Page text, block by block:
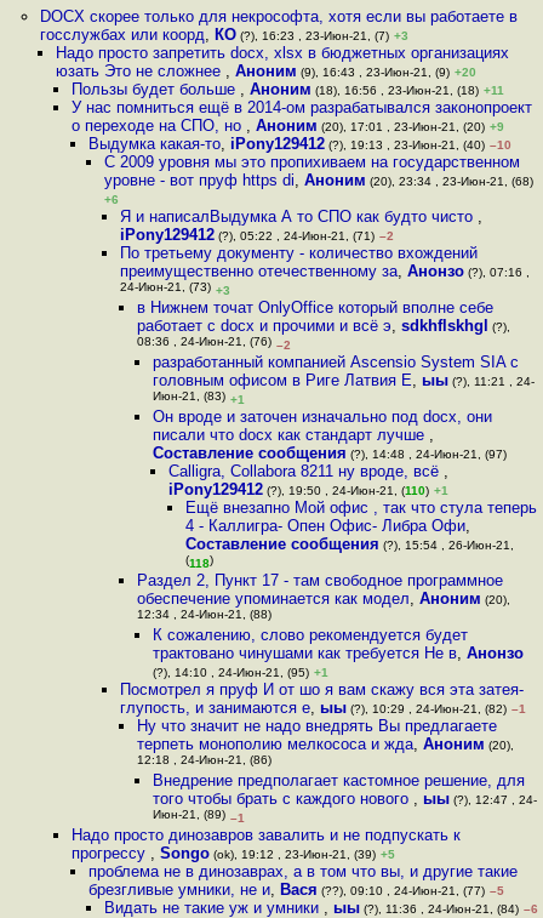
DOCX скорее только для некрософта, хотя если вы работаете в
госслужбах или коорд, КО(?), 16:23 , 23-Июн-21, (7) +3
Надо просто запретить docx, xlsx в бюджетных организациях
юзать Это не сложнее , Аноним (9), 16:43 , 23-Июн-21, (9) +20
Пользы будет больше ,Аноним (18), 16:56 , 23-Июн-21, (18) +11
У нас помниться ещё в 2014-ом разрабатывался законопроект
о переходе на СПО, но ,Аноним (20), 17:01 , 23-Июн-21, (20) +9
Выдумка какая-то, iPony129412(?), 19:13 , 23-Июн-21, (40) –10
С 2009 уровня мы это пропихиваем на государственном
уровне - вот пруф https di, Аноним (20), 23:34 , 23-Июн-21, (68)
+6
Я и написалВыдумка А то СПО как будто чисто ,
iPony129412 (?), 05:22 , 24-Июн-21, (71) –2
По третьему документу - количество вхождений
преимущественно отечественному за,Анонзо (?), 07:16 ,
24-Июн-21, (73) +3
в Нижнем точат OnlyOffice который вполне себе
работает с docx и прочими и всё э, sdkhflskhgl (?),
08:36 , 24-Июн-21, (76) –2
разработанный компанией Ascensio System SIA с
головным офисом в Риге Латвия Е, ыы(?), 11:21 , 24-
Июн-21, (83) +1
Он вроде и заточен изначально под docx, они
писали что docx как стандарт лучше ,
Составление сообщения (?), 14:48 , 24-Июн-21, (97)
Calligra, Collabora 8211 ну вроде, всё ,
iPony129412 (?), 19:50 , 24-Июн-21, (110) +1
Ещё внезапно Мой офис , так что стула теперь
4 - Каллигра- Опен Офис- Либра Офи,
Составление сообщения (?), 15:54 , 26-Июн-21,
(118)
Раздел 2, Пункт 17 - там свободное программное
обеспечение упоминается как модел, Аноним (20),
12:34 , 24-Июн-21, (88)
К сожалению, слово рекомендуется будет
трактовано чинушами как требуется Не в, Анонзо
(?), 14:10 , 24-Июн-21, (95) +1
Посмотрел я пруф И от шо я вам скажу вся эта затея-
глупость, и занимаются е, ыы (?), 10:29 , 24-Июн-21, (82) –1
Ну что значит не надо внедрять Вы предлагаете
терпеть монополию мелкососа и жда, Аноним (20),
12:18 , 24-Июн-21, (86)
Внедрение предполагает кастомное решение, для
того чтобы брать с каждого нового , ыы(?), 12:47 , 24-
Июн-21, (89) –1
Надо просто динозавров завалить и не подпускать к
прогрессу ,Songo (ok), 19:12 , 23-Июн-21, (39) +5
проблема не в динозаврах, а в том что вы, и другие такие
брезгливые умники, не и, Вася (??), 09:10 , 24-Июн-21, (77) –5
Видать не такие уж и умники , ыы(?), 11:36 , 24-Июн-21, (84) –6